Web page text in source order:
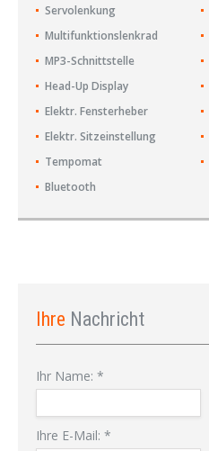
Servolenkung
Multifunktionslenkrad
MP3-Schnittstelle
Head-Up Display
Elektr. Fensterheber
Elektr. Sitzeinstellung
Tempomat
Bluetooth
Ihre Nachricht
Ihr Name: *
Ihre E-Mail: *